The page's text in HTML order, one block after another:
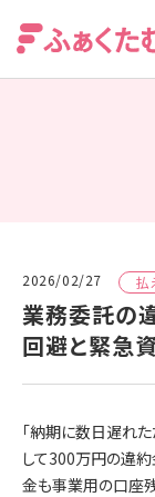
2026/02/27 払
業務委託の
回避と緊急
「納期に数日遅れ
して300万円の違
金も事業用の口座